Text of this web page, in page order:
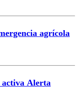
agrícola
Alerta